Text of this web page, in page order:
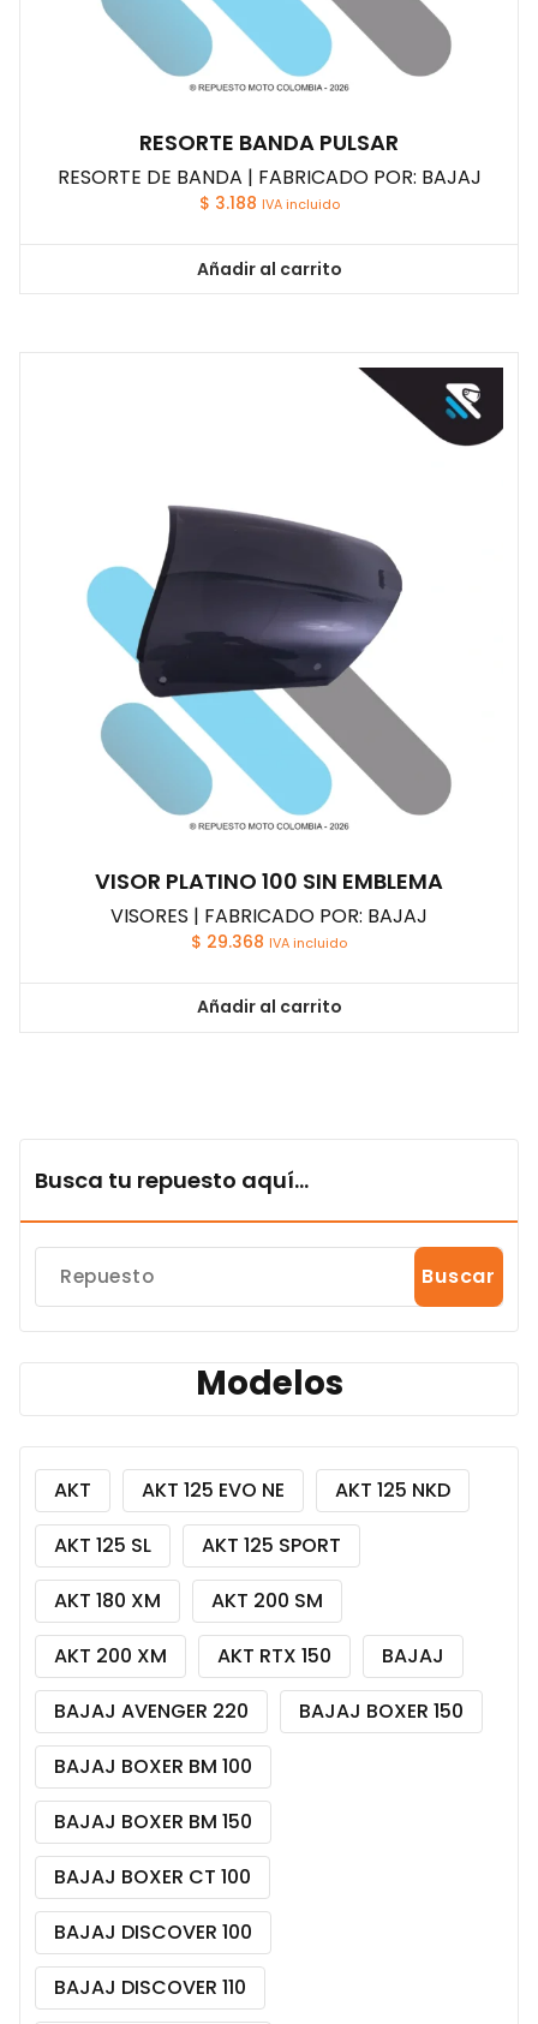
RESORTE BANDA PULSAR
RESORTE DE BANDA | FABRICADO POR: BAJAJ
$ 3.188 IVA incluido
Añadir al carrito
VISOR PLATINO 100 SIN EMBLEMA
VISORES | FABRICADO POR: BAJAJ
$ 29.368 IVA incluido
Añadir al carrito
Busca tu repuesto aquí...
Buscar
Modelos
AKT AKT 125 EVO NE
AKT 125 NKD
AKT 125 SL
AKT 125 SPORT
AKT 180 XM
AKT 200 SM
AKT 200 XM
AKT RTX 150
BAJAJ
BAJAJ AVENGER 220
BAJAJ BOXER 150
BAJAJ BOXER BM 100
BAJAJ BOXER BM 150
BAJAJ BOXER CT 100
BAJAJ DISCOVER 100
BAJAJ DISCOVER 110